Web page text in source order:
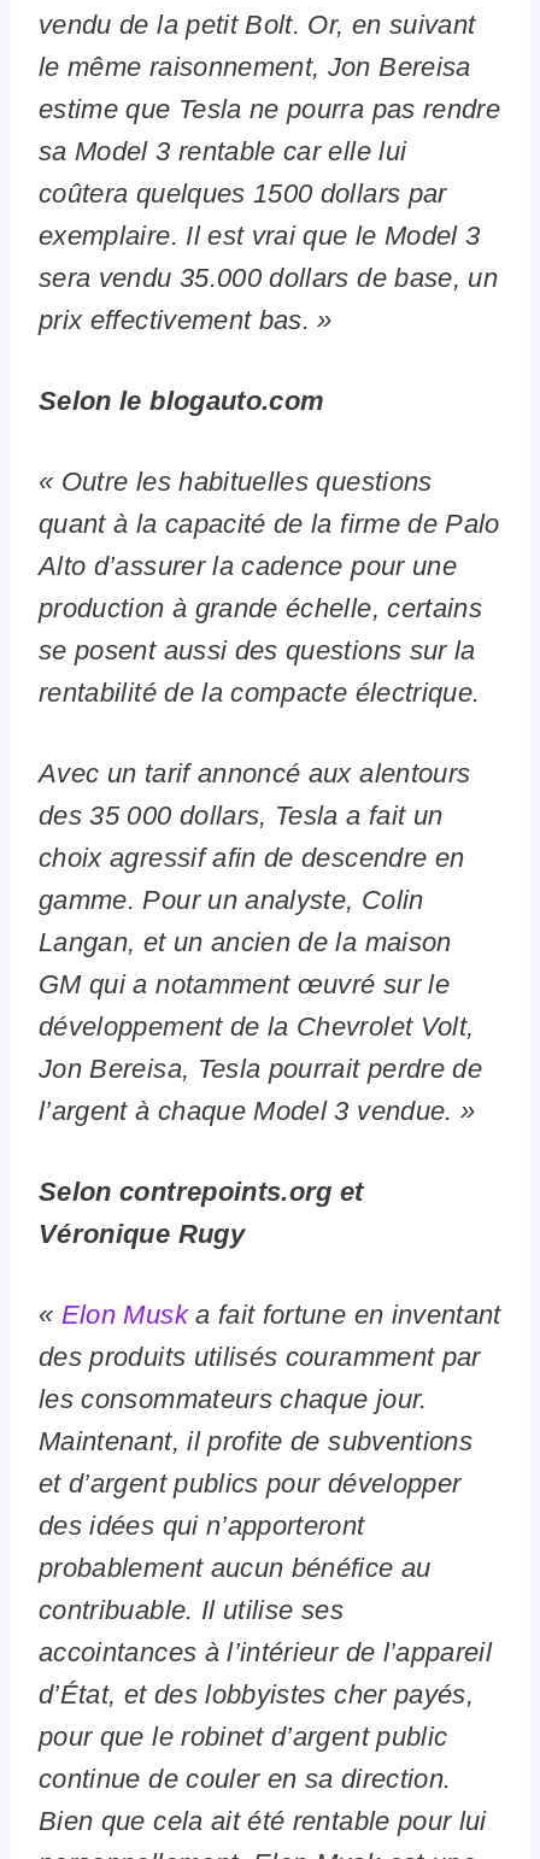
vendu de la petit Bolt. Or, en suivant
le même raisonnement, Jon Bereisa
estime que Tesla ne pourra pas rendre
sa Model 3 rentable car elle lui
coûtera quelques 1500 dollars par
exemplaire. Il est vrai que le Model 3
sera vendu 35.000 dollars de base, un
prix effectivement bas. »
Selon le blogauto.com
« Outre les habituelles questions
quant à la capacité de la firme de Palo
Alto d’assurer la cadence pour une
production à grande échelle, certains
se posent aussi des questions sur la
rentabilité de la compacte électrique.
Avec un tarif annoncé aux alentours
des 35 000 dollars, Tesla a fait un
choix agressif afin de descendre en
gamme. Pour un analyste, Colin
Langan, et un ancien de la maison
GM qui a notamment œuvré sur le
développement de la Chevrolet Volt,
Jon Bereisa, Tesla pourrait perdre de
l’argent à chaque Model 3 vendue. »
Selon contrepoints.org et
Véronique Rugy
« Elon Muska fait fortune en inventant
des produits utilisés couramment par
les consommateurs chaque jour.
Maintenant, il profite de subventions
et d’argent publics pour développer
des idées qui n’apporteront
probablement aucun bénéfice au
contribuable. Il utilise ses
accointances à l’intérieur de l’appareil
d’État, et des lobbyistes cher payés,
pour que le robinet d’argent public
continue de couler en sa direction.
Bien que cela ait été rentable pour lui